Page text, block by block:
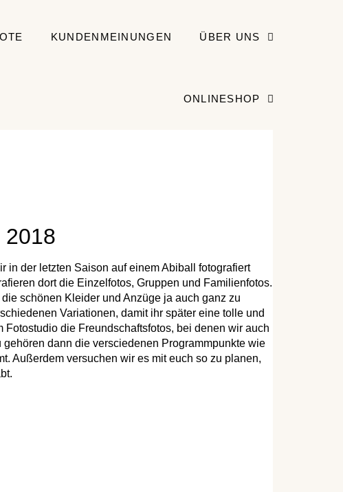
KUNDENMEINUNGEN ÜBER UNS
ONLINESHOP
2018
in der letzten Saison auf einem Abiball fotografiert
dort die Einzelfotos, Gruppen und Familienfotos.
schönen Kleider und Anzüge ja auch ganz zu
Variationen, damit ihr später eine tolle und
die Freundschaftsfotos, bei denen wir auch
dann die versciedenen Programmpunkte wie
Außerdem versuchen wir es mit euch so zu planen,